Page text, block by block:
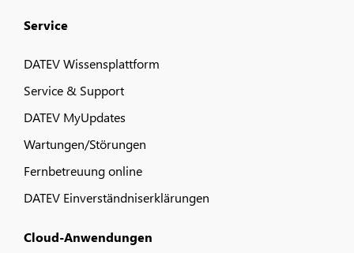
Service
DATEV Wissensplattform
Service & Support
DATEV MyUpdates
Wartungen/Störungen
Fernbetreuung online
DATEV Einverständniserklärungen
Cloud-Anwendungen